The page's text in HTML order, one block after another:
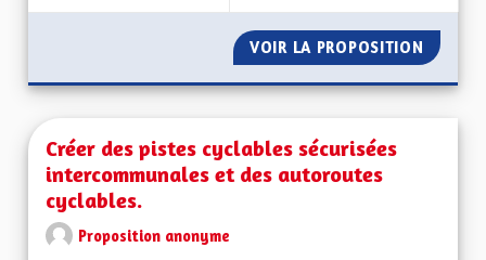
VOIR LA PROPOSITION
Créer des pistes cyclables sécurisées
intercommunales et des autoroutes
cyclables.
Proposition anonyme